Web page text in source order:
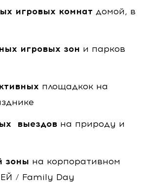
игровых комнат домой, в
игровых зон и парков
площадкок на
выездов на природу и
зоны на корпоративном
/ Family Day